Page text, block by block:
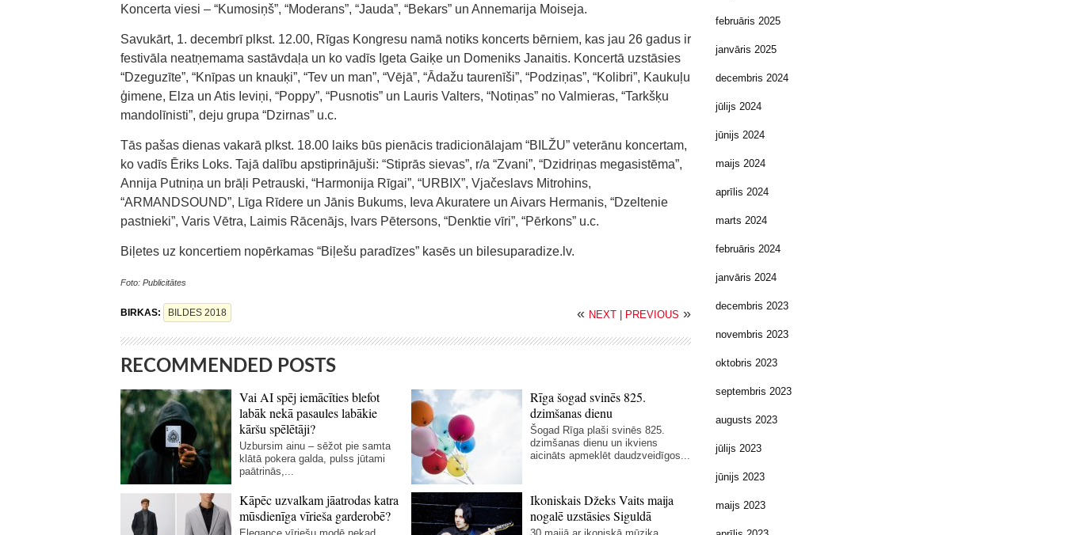
Koncerta viesi – “Kumosiņš”, “Moderans”, “Jauda”, “Bekars” un Annemarija Moiseja.
Savukārt, 1. decembrī plkst. 12.00, Rīgas Kongresu namā notiks koncerts bērniem, kas jau 26 gadus ir
festivāla neatņemama sastāvdaļa un ko vadīs Igeta Gaiķe un Domeniks Janaitis. Koncertā uzstāsies
“Dzeguzīte”, “Knīpas un knauķi”, “Tev un man”, “Vējā”, “Ādažu taurenīši”, “Podziņas”, “Kolibri”, Kaukuļu
ģimene, Elza un Atis Ieviņi, “Poppy”, “Pusnotis” un Lauris Valters, “Notiņas” no Valmieras, “Tarkšķu
mandolīnisti”, deju grupa “Dzirnas” u.c.
Tās pašas dienas vakarā plkst. 18.00 laiks būs pienācis tradicionālajam “BILŽU” veterānu koncertam,
ko vadīs Ēriks Loks. Tajā dalību apstiprinājuši: “Stiprās sievas”, r/a “Zvani”, “Dzidriņas megasistēma”,
Annija Putniņa un brāļi Petrauski, “Harmonija Rīgai”, “URBIX”, Vjačeslavs Mitrohins,
“ARMANDSOUND”, Līga Rīdere un Jānis Bukums, Ieva Akuratere un Aivars Hermanis, “Dzeltenie
pastnieki”, Varis Vētra, Laimis Rācenājs, Ivars Pētersons, “Denktie vīri”, “Pērkons” u.c.
Biļetes uz koncertiem nopērkamas “Biļešu paradīzes” kasēs un bilesuparadize.lv.
Foto: Publicitātes
BIRKAS: BILDES 2018 « NEXT PREVIOUS »
RECOMMENDED POSTS
Vai AI spēj iemācīties blefot
labāk nekā pasaules labākie
kāršu spēlētāji?
Uzbursim ainu – sēžot pie samta
klātā pokera galda, pulss jūtami
paātrinās,...
Rīga šogad svinēs 825.
dzimšanas dienu
Šogad Rīga plaši svinēs 825.
dzimšanas dienu un ikviens
aicināts apmeklēt daudzveidīgos...
Kāpēc uzvalkam jāatrodas katra
mūsdienīga vīrieša garderobē?
Ikoniskais Džeks Vaits maija
nogalē uzstāsies Siguldā
februāris 2025
janvāris 2025
decembris 2024
jūlijs 2024
jūnijs 2024
maijs 2024
aprīlis 2024
marts 2024
februāris 2024
janvāris 2024
decembris 2023
novembris 2023
oktobris 2023
septembris 2023
augusts 2023
jūlijs 2023
jūnijs 2023
maijs 2023